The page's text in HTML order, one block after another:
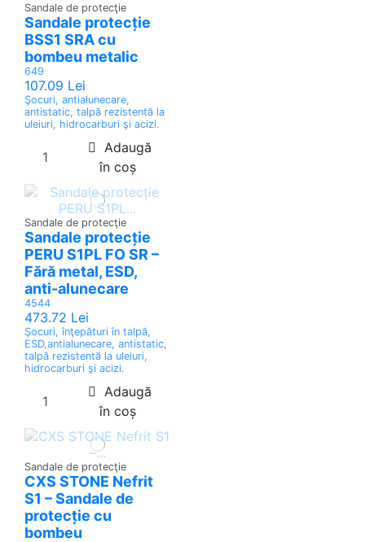
Sandale de protecţie
Sandale protecție
BSS1 SRA cu
bombeu metalic
649
107.09 Lei
Şocuri, antialunecare,
antistatic, talpă rezistentă la
uleiuri, hidrocarburi şi acizi.
Adaugă
în coș
Sandale de protecţie
Sandale protecție
PERU S1PL FO SR –
Fără metal, ESD,
anti-alunecare
4544
473.72 Lei
Şocuri, înţepături în talpă,
ESD,antialunecare, antistatic,
talpă rezistentă la uleiuri,
hidrocarburi şi acizi.
Adaugă
în coș
Sandale de protecţie
CXS STONE Nefrit
S1 – Sandale de
protecție cu
bombeu